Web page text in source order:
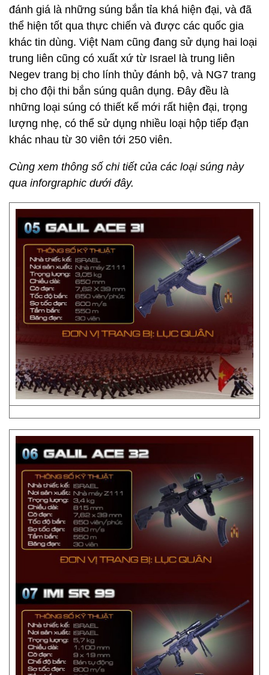
đánh giá là những súng bắn tỉa khá hiện đại, và đã
thể hiện tốt qua thực chiến và được các quốc gia
khác tin dùng. Việt Nam cũng đang sử dụng hai loại
trung liên cũng có xuất xứ từ Israel là trung liên
Negev trang bị cho lính thủy đánh bộ, và NG7 trang
bị cho đội thi bắn súng quân dụng. Đây đều là
những loại súng có thiết kế mới rất hiện đại, trọng
lượng nhẹ, có thể sử dụng nhiều loại hộp tiếp đạn
khác nhau từ 30 viên tới 250 viên.
Cùng xem thông số chi tiết của các loại súng này
qua inforgraphic dưới đây.